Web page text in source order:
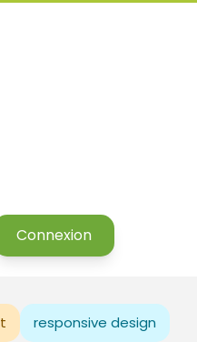
Connexion
responsive design